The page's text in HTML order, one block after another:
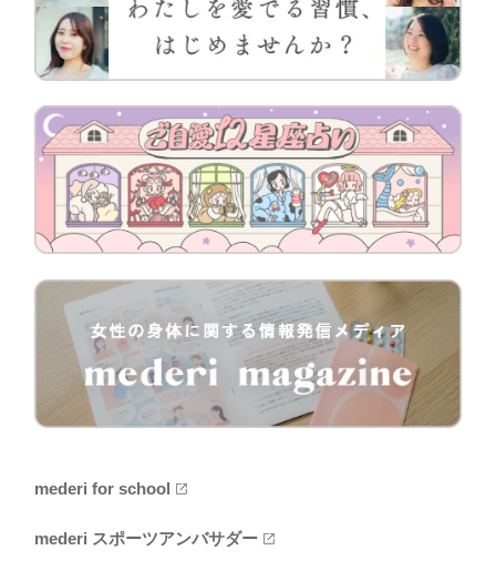
mederi for school
mederi スポーツアンバサダー